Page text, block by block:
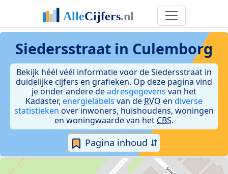
Siedersstraat in Culemborg
Bekijk héél véél informatie voor de Siedersstraat in
duidelijke cijfers en grafieken. Op deze pagina vind
je onder andere deadresgegevens van het
Kadaster, energielabels van de RVO en diverse
statistieken over inwoners, huishoudens, woningen
en woningwaarde van het CBS.
Pagina inhoud ⇵